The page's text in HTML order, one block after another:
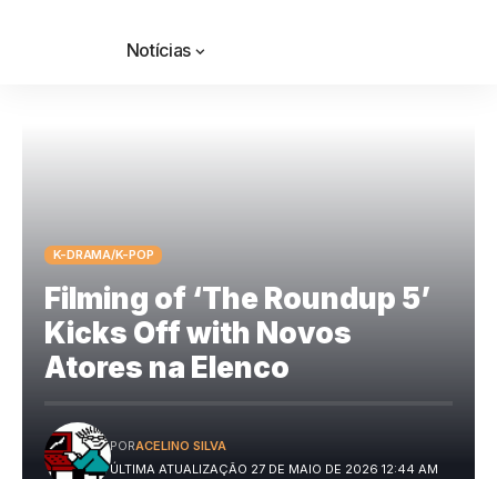
Notícias
K-DRAMA/K-POP
Filming of ‘The Roundup 5’
Kicks Off with Novos
Atores na Elenco
ÚLTIMA ATUALIZAÇÃO 27 DE MAIO DE 2026 12:44 AM
PORACELINO SILVA